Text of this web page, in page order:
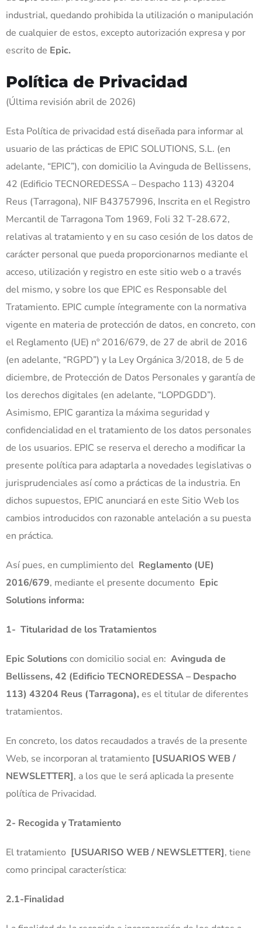
industrial, quedando prohibida la utilización o manipulación
de cualquier de estos, excepto autorización expresa y por
escrito de Epic.
Política de Privacidad
(Última revisión abril de 2026)
Esta Política de privacidad está diseñada para informar al
usuario de las prácticas de EPIC SOLUTIONS, S.L. (en
adelante, “EPIC”), con domicilio la Avinguda de Bellissens,
42 (Edificio TECNOREDESSA – Despacho 113) 43204
Reus (Tarragona), NIF B43757996, Inscrita en el Registro
Mercantil de Tarragona Tom 1969, Foli 32 T-28.672,
relativas al tratamiento y en su caso cesión de los datos de
carácter personal que pueda proporcionarnos mediante el
acceso, utilización y registro en este sitio web o a través
del mismo, y sobre los que EPIC es Responsable del
Tratamiento. EPIC cumple íntegramente con la normativa
vigente en materia de protección de datos, en concreto, con
el Reglamento (UE) nº 2016/679, de 27 de abril de 2016
(en adelante, “RGPD”) y la Ley Orgánica 3/2018, de 5 de
diciembre, de Protección de Datos Personales y garantía de
los derechos digitales (en adelante, “LOPDGDD”).
Asimismo, EPIC garantiza la máxima seguridad y
confidencialidad en el tratamiento de los datos personales
de los usuarios. EPIC se reserva el derecho a modificar la
presente política para adaptarla a novedades legislativas o
jurisprudenciales así como a prácticas de la industria. En
dichos supuestos, EPIC anunciará en este Sitio Web los
cambios introducidos con razonable antelación a su puesta
en práctica.
Así pues, en cumplimiento del Reglamento (UE)
2016/679, mediante el presente documento Epic
Solutions informa:
1- Titularidad de los Tratamientos
Epic Solutionscon domicilio social en: Avinguda de
Bellissens, 42 (Edificio TECNOREDESSA – Despacho
113) 43204 Reus (Tarragona), es el titular de diferentes
tratamientos.
En concreto, los datos recaudados a través de la presente
Web, se incorporan al tratamiento [USUARIOS WEB /
NEWSLETTER], a los que le será aplicada la presente
política de Privacidad.
2- Recogida y Tratamiento
El tratamiento [USUARISO WEB / NEWSLETTER], tiene
como principal característica:
2.1-Finalidad